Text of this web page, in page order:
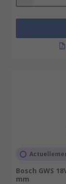
they do
Die
grinder
or
Bosch GWS
mm